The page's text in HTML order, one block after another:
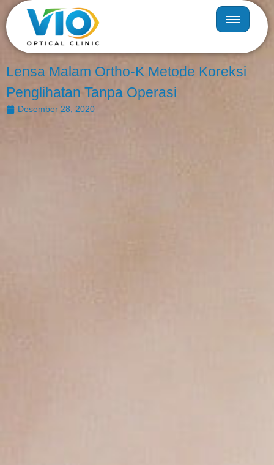
Lensa Malam Ortho-K Metode Koreksi
Penglihatan Tanpa Operasi
Desember 28, 2020